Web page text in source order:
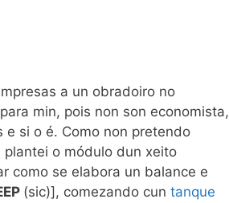
a un obradoiro no
min, pois non son economista,
si o é. Como non pretendo
plantei o módulo dun xeito
como se elabora un balance e
(sic)], comezando cun tanque